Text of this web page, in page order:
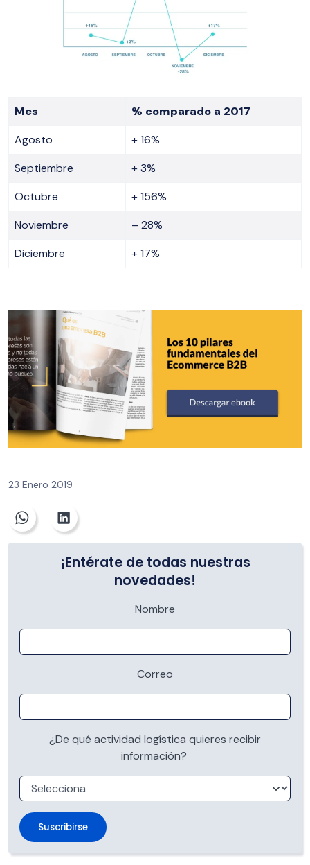
Mes
% comparado a 2017
Agosto
+ 16%
Septiembre
+ 3%
Octubre
+ 156%
Noviembre
– 28%
Diciembre
+ 17%
23 Enero 2019
¡Entérate de todas nuestras
novedades!
Nombre
Correo
¿De qué actividad logística quieres recibir
información?